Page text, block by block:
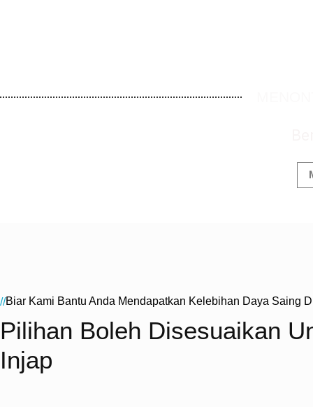
//Biar Kami Bantu Anda Mendapatkan Kelebihan Daya Saing
Pilihan Boleh Disesuaikan
Injap